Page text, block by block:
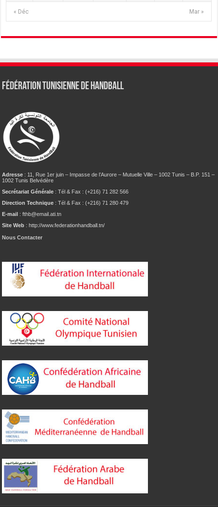
« Déc Mar »
Fédération tunisienne de Handball
Adresse : 11, Rue 1er juin – Impasse de l’Aurore – Mutuelle Ville – 1002 Tunis – B.P. 151 –
1002 Tunis Belvédère
Secrétariat Générale : Tél & Fax : (+216) 71 282 566
Direction Technique : Tél & Fax : (+216) 71 280 479
E-mail : fthb@email.ati.tn
Site Web : http://www.federationhandball.tn/
Nous Contacter